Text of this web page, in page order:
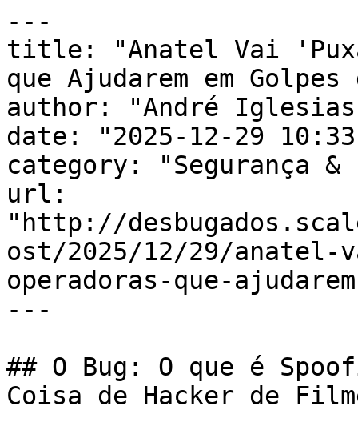
---
title: "Anatel Vai
que Ajudarem em
author: "André
date: "2025-12-29
category: "Segurança
url:
"http://
ost/2025/12/29/anatel-
operadoras-que-
---
## O Bug: O que é
Coisa de Hacker de